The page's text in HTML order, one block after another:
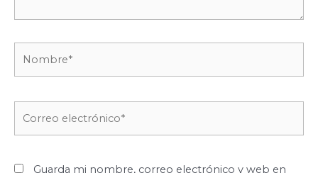
electrónico*
Guarda mi nombre, correo electrónico y web en